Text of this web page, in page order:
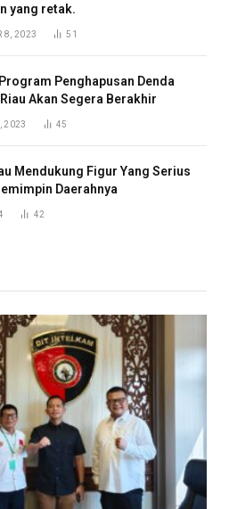
yang retak.
8, 2023 51
Penghapusan Denda
Akan Segera Berakhir
2023 45
Mendukung Figur Yang Serius
Daerahnya
42